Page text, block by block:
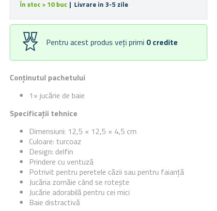
Conținutul pachetului
1× jucărie de baie
Specificații tehnice
Dimensiuni: 12,5 × 12,5 × 4,5 cm
Culoare: turcoaz
Design: delfin
Prindere cu ventuză
Potrivit pentru peretele căzii sau pentru faianță
Jucăria zornăie când se rotește
Jucărie adorabilă pentru cei mici
Baie distractivă
În stoc > 10 buc | Livrare in 3-5 zile
Pentru acest produs veți primi 0 credite